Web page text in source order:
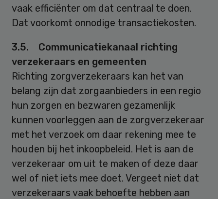
vaak efficiënter om dat centraal te doen.
Dat voorkomt onnodige transactiekosten.
3.5. Communicatiekanaal richting
verzekeraars en gemeenten
Richting zorgverzekeraars kan het van
belang zijn dat zorgaanbieders in een regio
hun zorgen en bezwaren gezamenlijk
kunnen voorleggen aan de zorgverzekeraar
met het verzoek om daar rekening mee te
houden bij het inkoopbeleid. Het is aan de
verzekeraar om uit te maken of deze daar
wel of niet iets mee doet. Vergeet niet dat
verzekeraars vaak behoefte hebben aan